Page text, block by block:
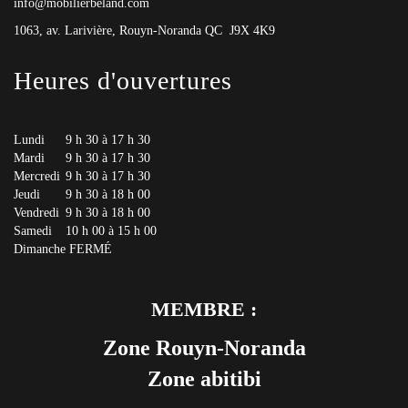
info@mobilierbeland.com
1063, av. Larivière, Rouyn-Noranda QC J9X 4K9
Heures d'ouvertures
Lundi
9 h 30 à 17 h 30
Mardi
9 h 30 à 17 h 30
Mercredi 9 h 30 à 17 h 30
Jeudi
9 h 30 à 18 h 00
Vendredi 9 h 30 à 18 h 00
Samedi
10 h 00 à 15 h 00
Dimanche FERMÉ
MEMBRE :
Zone Rouyn-Noranda
Zone abitibi